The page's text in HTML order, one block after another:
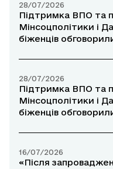
28/07/2026
Підтримка ВПО та
Мінсоцполітики і
біженців
28/07/2026
Підтримка ВПО та
Мінсоцполітики і
біженців
16/07/2026
«Після